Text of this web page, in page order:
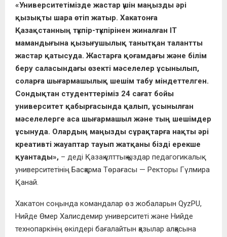
«Университетімізде жастар үшін маңызды әрі
қызықты шара өтіп жатыр. Хакатонға
Қазақстанның түкпір-түкпірінен жиналған IT
мамандығына қызығушылық танытқан талантты
жастар қатысуда. Жастарға қоғамдағы және білім
беру саласындағы өзекті мәселелер ұсынылып,
соларға шығармашылық шешім табу міндеттелген.
Сондықтан студенттеріміз 24 сағат бойы
университет қабырғасында қалып, ұсынылған
мәселелерге аса шығармашыл және тың шешімдер
ұсынуда. Олардың маңызды сұрақтарға нақты әрі
креативті жауаптар тауып жатқаны бізді ерекше
қуантады», – деді Қазақ ұлттық қыздар педагогикалық
университетінің Басқарма Төрағасы — Ректоры Гүлмира
Қанай.
Хакатон соңында командалар өз жобаларын QyzPU,
Нийде Өмер Халисдемир университеті және Нийде
технопаркінің өкілдері бағалайтын қазылар алқасына